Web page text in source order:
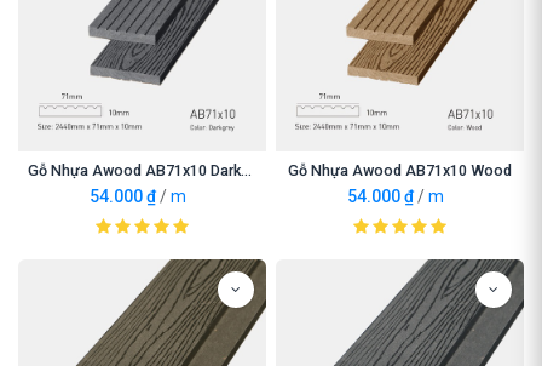
Gỗ Nhựa Awood AB71x10 Darkgrey
54.000₫ /m
Gỗ Nhựa Awood AB71x10 Wood
54.000₫ /m